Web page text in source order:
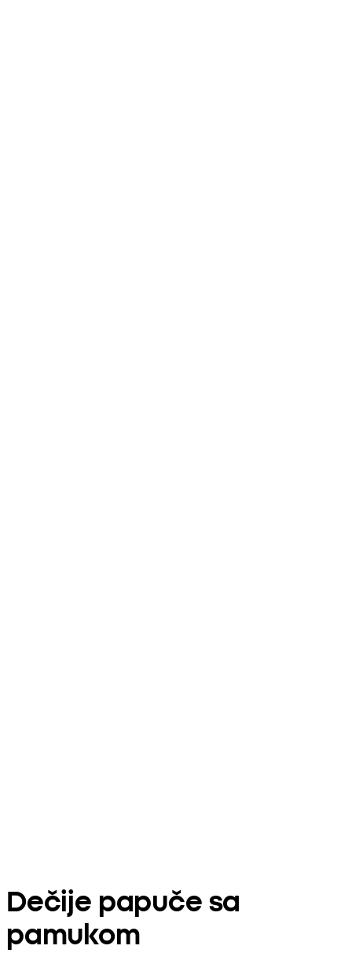
Dečije papuče sa
pamukom